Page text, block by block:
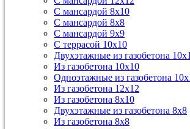
С мансардой 8х10
С мансардой 8х8
С мансардой 9х9
С террасой 10х10
Двухэтажные из газобетона
Из газобетона 10х10
Одноэтажные из газобетона
Из газобетона 12х12
Из газобетона 8х10
Двухэтажные из газобетона 8х8
Из газобетона 8х8